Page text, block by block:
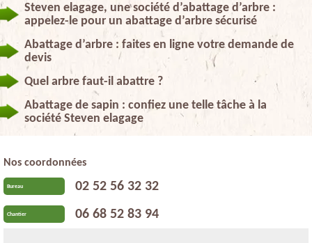
Steven elagage, une société d’abattage d’arbre :
appelez-le pour un abattage d’arbre sécurisé
Abattage d’arbre : faites en ligne votre demande de
devis
Quel arbre faut-il abattre ?
Abattage de sapin : confiez une telle tâche à la
société Steven elagage
Nos coordonnées
Bureau 02 52 56 32 32
Chantier 06 68 52 83 94